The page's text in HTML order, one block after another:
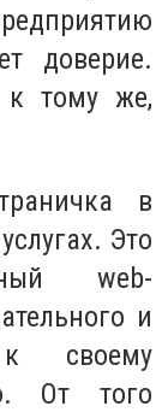
доверие.
к тому же,
в
Это
web-
и
к своему
От того